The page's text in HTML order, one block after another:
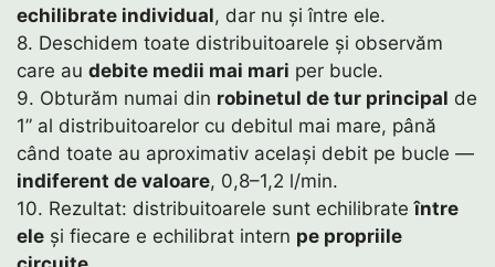
echilibrate individual, dar nu și între ele.
8. Deschidem toate distribuitoarele și observăm
care au debite medii mai mari per bucle.
9. Obturăm numai din robinetul de tur principal de
1” al distribuitoarelor cu debitul mai mare, până
când toate au aproximativ același debit pe bucle —
indiferent de valoare, 0,8–1,2 l/min.
10. Rezultat: distribuitoarele sunt echilibrateîntre
ele și fiecare e echilibrat intern pe propriile